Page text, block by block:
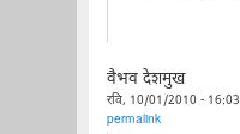
वैभव देशमुख
रवि, 10/01/2010 - 16:03
permalink